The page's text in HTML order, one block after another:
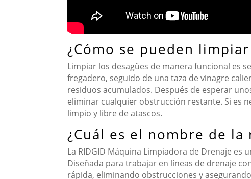
¿Cómo se pueden
Limpiar los desagües de manera funcional es
fregadero, seguido de una taza de vinagre
residuos acumulados. Después de esperar
eliminar cualquier obstrucción restante. Si es
limpio y libre de atascos.
¿Cuál es el nombre de
La RIDGID Máquina Limpiadora de Drenaje
Diseñada para trabajar en líneas de drenaje
rápida, eliminando obstrucciones y